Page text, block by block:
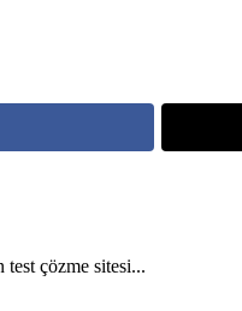
çözme sitesi...